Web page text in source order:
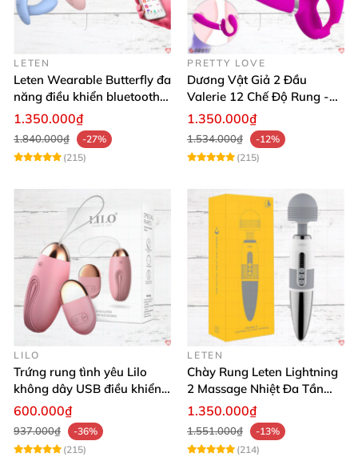
LETEN
Leten Wearable Butterfly đa
năng điều khiển bluetooth,
siêu thật, dễ dùng
1.350.000₫
1.840.000₫
-27%
(215)
PRETTY LOVE
Dương Vật Giả 2 Đầu
Valerie 12 Chế Độ Rung -
Tăng Khoái Cảm
1.350.000₫
1.534.000₫
-12%
(215)
LILO
Trứng rung tình yêu Lilo
không dây USB điều khiển
remote tiện lợi
600.000₫
937.000₫
-36%
(215)
LETEN
Chày Rung Leten Lightning
2 Massage Nhiệt Đa Tần
Rung Toàn Thân
1.350.000₫
1.551.000₫
-13%
(214)